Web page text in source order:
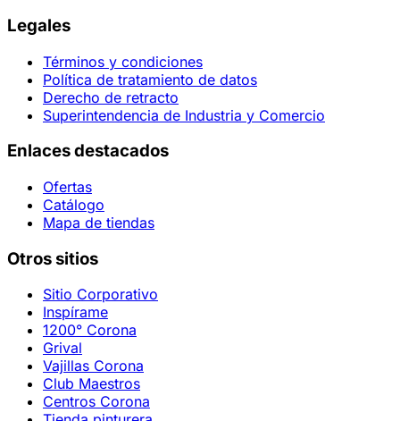
Legales
Términos y condiciones
Política de tratamiento de datos
Derecho de retracto
Superintendencia de Industria y Comercio
Enlaces destacados
Ofertas
Catálogo
Mapa de tiendas
Otros sitios
Sitio Corporativo
Inspírame
1200° Corona
Grival
Vajillas Corona
Club Maestros
Centros Corona